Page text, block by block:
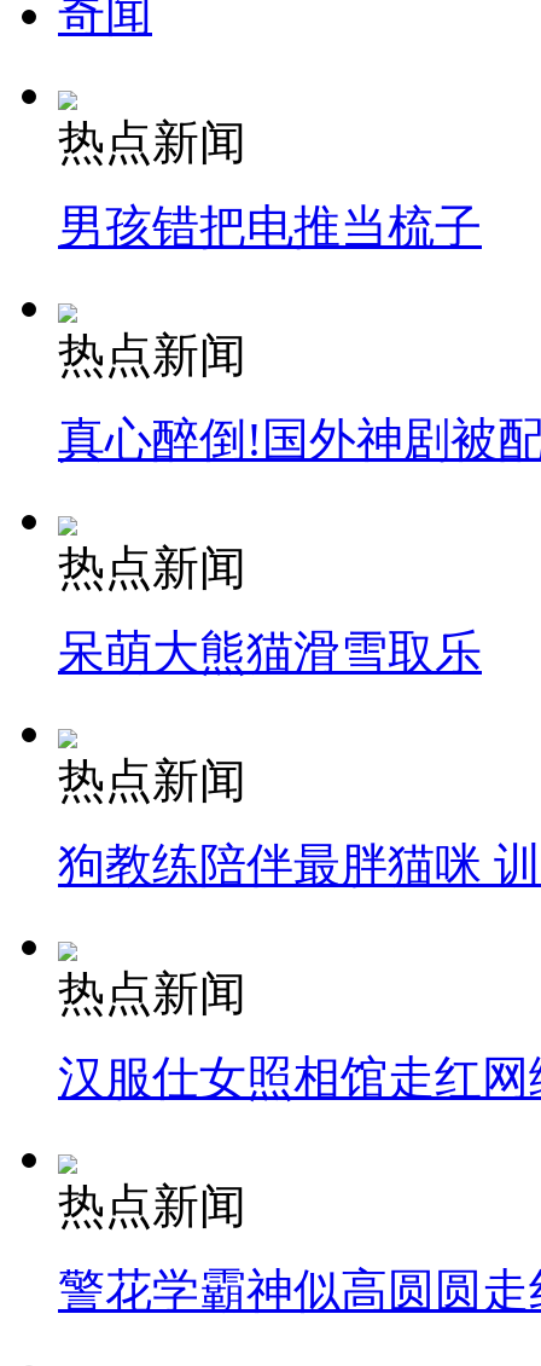
奇闻
热点新闻
男孩错把电推当梳子
热点新闻
真心醉倒!国外神剧被
热点新闻
呆萌大熊猫滑雪取乐
热点新闻
狗教练陪伴最胖猫咪
热点新闻
汉服仕女照相馆走红网
热点新闻
警花学霸神似高圆圆走